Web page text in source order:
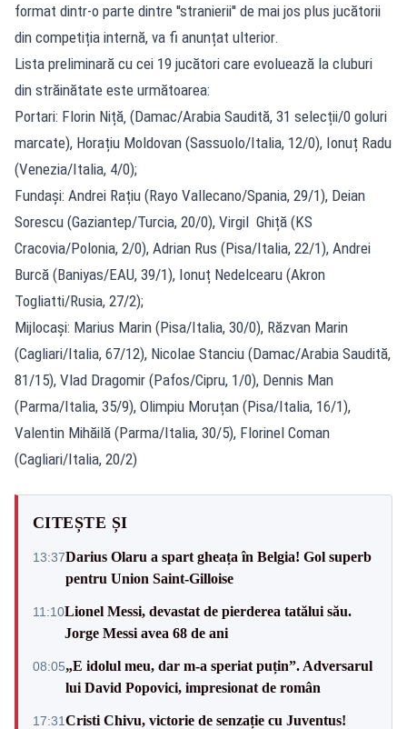
format dintr-o parte dintre ''stranierii'' de mai jos plus jucătorii
din competiția internă, va fi anunțat ulterior.
Lista preliminară cu cei 19 jucători care evoluează la cluburi
din străinătate este următoarea:
Portari: Florin Niță‚ (Damac/Arabia Saudită, 31 selecții/0 goluri
marcate), Horațiu Moldovan (Sassuolo/Italia, 12/0), Ionuț Radu
(Venezia/Italia, 4/0);
Fundași: Andrei Rațiu (Rayo Vallecano/Spania, 29/1), Deian
Sorescu (Gaziantep/Turcia, 20/0), Virgil Ghiță (KS
Cracovia/Polonia, 2/0), Adrian Rus (Pisa/Italia, 22/1), Andrei
Burcă (Baniyas/EAU, 39/1), Ionuț Nedelcearu (Akron
Togliatti/Rusia, 27/2);
Mijlocași: Marius Marin (Pisa/Italia, 30/0), Răzvan Marin
(Cagliari/Italia, 67/12), Nicolae Stanciu (Damac/Arabia Saudită,
81/15), Vlad Dragomir (Pafos/Cipru, 1/0), Dennis Man
(Parma/Italia, 35/9), Olimpiu Moruțan (Pisa/Italia, 16/1),
Valentin Mihăilă (Parma/Italia, 30/5), Florinel Coman
(Cagliari/Italia, 20/2)
CITEȘTE ȘI
13:37Darius Olaru a spart gheața în Belgia! Gol superb
pentru Union Saint-Gilloise
11:10Lionel Messi, devastat de pierderea tatălui său.
Jorge Messi avea 68 de ani
08:05„E idolul meu, dar m-a speriat puțin”. Adversarul
lui David Popovici, impresionat de român
17:31Cristi Chivu, victorie de senzație cu Juventus!